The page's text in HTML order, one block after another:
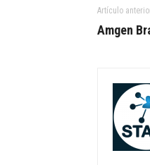
Artículo
Amgen